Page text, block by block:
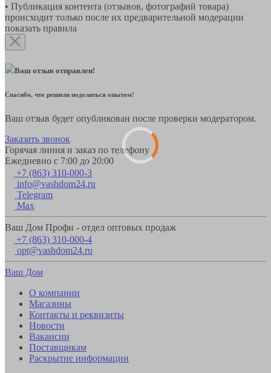
• Публикация контента (отзывов, фотографий товара)
происходит только после их предварительной модерации
показать правила
Ваш отзыв отправлен!
Спасибо, что решили поделиться опытом!
Ваш отзыв будет опубликован после проверки модератором.
Заказать звонок
Горячая линия и заказ по телефону
Ежедневно с 7:00 до 20:00
+7 (863) 310-000-3
info@vashdom24.ru
Telegram
Max
Ваш Дом Профи - отдел оптовых продаж
+7 (863) 310-000-4
opt@vashdom24.ru
Ваш Дом
О компании
Магазины
Контакты и реквизиты
Новости
Вакансии
Поставщикам
Раскрытие информации